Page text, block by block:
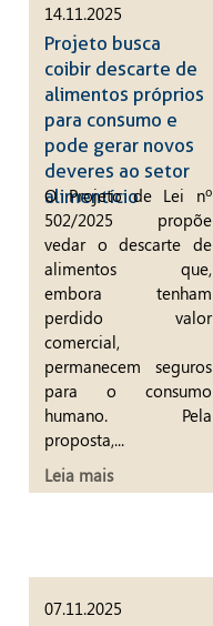
14.11.2025
Projeto busca
coibir descarte de
alimentos próprios
para consumo e
pode gerar novos
deveres ao setor
alimentício
O Projeto de Lei nº
502/2025 propõe
vedar o descarte de
alimentos que,
embora tenham
perdido valor
comercial,
permanecem seguros
para o consumo
humano. Pela
proposta,...
Leia mais
07.11.2025